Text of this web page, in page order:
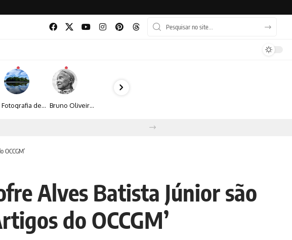
Fotografia de Fátima Carlini transforma paisagens naturais em experiências de contemplação Bruno Oliveira retrata o cotidiano urbano por meio da fotografia em preto e branco
na zona sul
Alves Batista Júnior são
do OCCGM’